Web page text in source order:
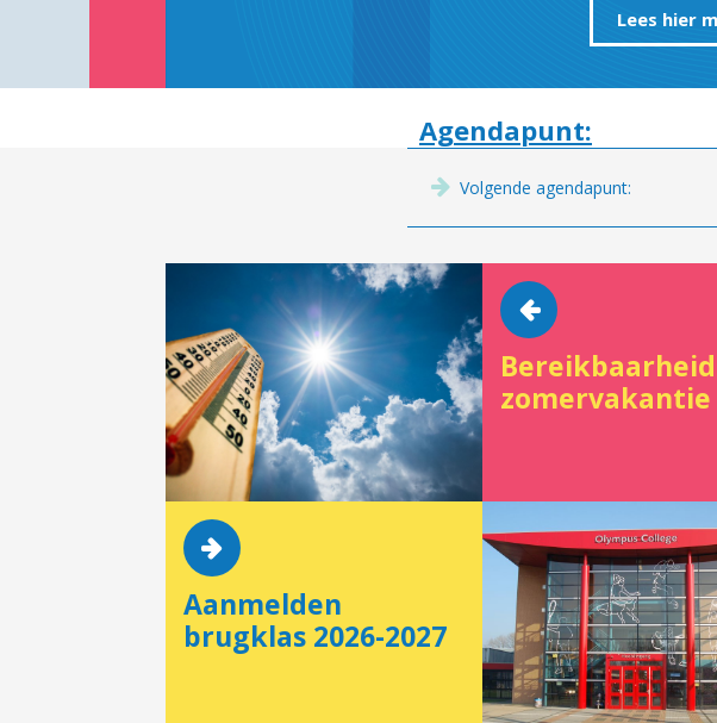
Lees hier
Agendapunt:
Volgende agendapunt:
Bereikbaarheid
zomervakantie
Aanmelden
brugklas 2026-2027